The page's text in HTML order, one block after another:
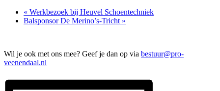
« Werkbezoek bij Heuvel Schoentechniek
Balsponsor De Merino’s-Tricht »
Wil je ook met ons mee? Geef je dan op via bestuur@pro-
veenendaal.nl